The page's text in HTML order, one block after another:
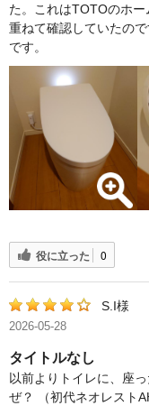
た。これはTOTOのホ
重ねて確認していたの
です。
役に立った 0
S.I様
2026-05-28
タイトルなし
以前よりトイレに、座
ぜ？ （初代ネオレスト